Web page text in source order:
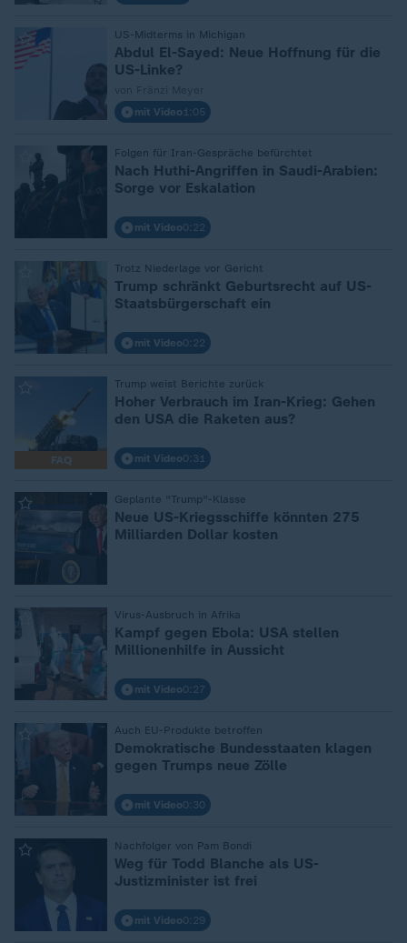
US-Midterms in Michigan
:
Abdul El-Sayed: Neue Hoffnung für die
US-Linke?
mit Video 1:05
Folgen für Iran-Gespräche befürchtet
Nach Huthi-Angriffen in Saudi-Arabien:
Sorge vor Eskalation
mit Video0:22
Trotz Niederlage vor Gericht
Trump schränkt Geburtsrecht auf US-
Staatsbürgerschaft ein
mit Video0:22
FAQ
Trump weist Berichte zurück
Hoher Verbrauch im Iran-Krieg: Gehen
den USA die Raketen aus?
mit Video0:31
Geplante "Trump"-Klasse
:
Neue US-Kriegsschiffe könnten 275
Milliarden Dollar kosten
Virus-Ausbruch in Afrika
:
Kampf gegen Ebola: USA stellen
Millionenhilfe in Aussicht
mit Video0:27
Auch EU-Produkte betroffen
Demokratische Bundesstaaten klagen
gegen Trumps neue Zölle
mit Video0:30
Nachfolger von Pam Bondi
:
Weg für Todd Blanche als US-
Justizminister ist frei
mit Video0:29